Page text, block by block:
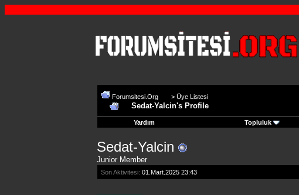
Forumsitesi.Org > Üye Listesi
Sedat-Yalcin's Profile
Yardım Topluluk
Sedat-Yalcin
Junior Member
Son Aktivitesi: 01.Mart.2025 23:43